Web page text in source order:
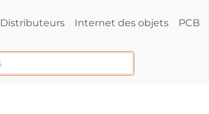
Distributeurs Internet des objets PCB